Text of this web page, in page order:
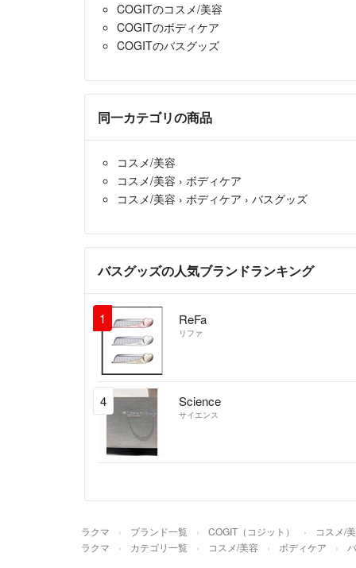
COGITのコスメ/美容
COGITのボディケア
COGITのバスグッズ
同一カテゴリの商品
コスメ/美容
コスメ/美容 › ボディケア
コスメ/美容 › ボディケア › バスグッズ
バスグッズの人気ブランドランキング
1 ReFa
リファ
4 Science
サイエンス
ラクマ ブランド一覧 COGIT（コジット） コスメ/
ラクマ カテゴリ一覧 コスメ/美容 ボディケア